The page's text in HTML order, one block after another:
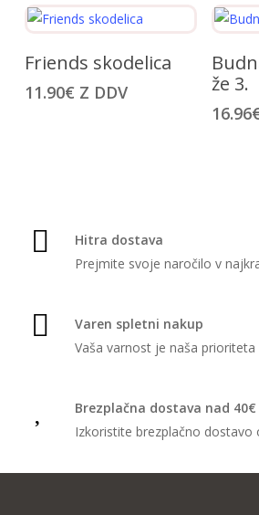
različic.
lahko
različic.
lahko
izberete
na
Izberite Možnosti
izdelek
ima
na
strani
Friends skodelica
11.90€ Z DDV
izdelek
ima
več
strani
že 3.
16.96
Hitra dostava
Prejmite svoje naročilo v
Varen spletni nakup
Vaša varnost je naša prioriteta
Brezplačna dostava nad 40€
Izkoristite brezplačno dostavo